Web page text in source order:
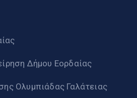
Δήμου Εορδαίας
Ολυμπιάδας Γαλάτειας